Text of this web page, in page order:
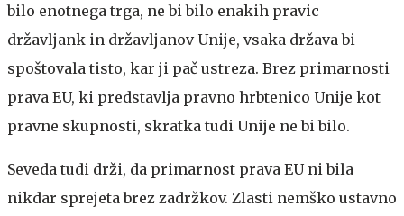
bilo enotnega trga, ne bi bilo enakih pravic
državljank in državljanov Unije, vsaka država bi
spoštovala tisto, kar ji pač ustreza. Brez primarnosti
prava EU, ki predstavlja pravno hrbtenico Unije kot
pravne skupnosti, skratka tudi Unije ne bi bilo.
Seveda tudi drži, da primarnost prava EU ni bila
nikdar sprejeta brez zadržkov. Zlasti nemško ustavno